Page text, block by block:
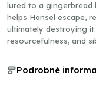
lured to a gingerbread
helps Hansel escape,
ultimately destroying
resourcefulness, and
Podrobné